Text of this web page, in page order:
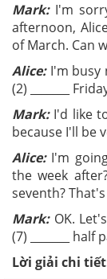
Mark: I'm
afternoon,
of March. Can
Alice: I'm busy
(2) _______
Mark:I'd like
because I'll be
Alice:I'm going
the week
seventh?
Mark: OK.
(7) _______ half
Lời giải chi